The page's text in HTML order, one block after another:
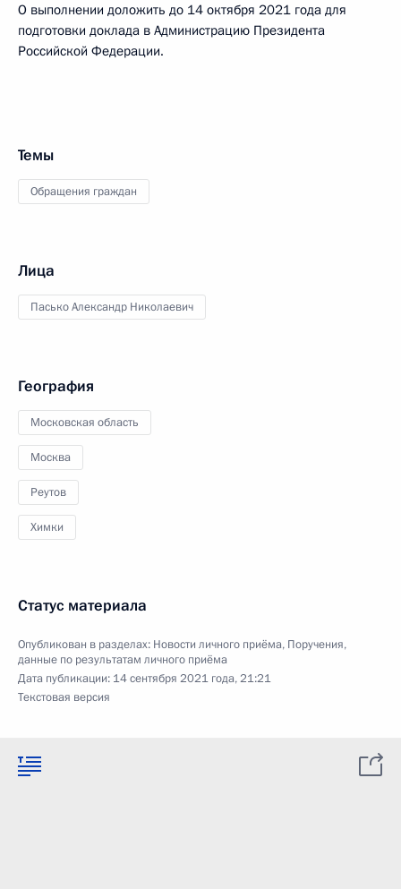
О выполнении доложить до 14 октября 2021 года для
подготовки доклада в Администрацию Президента
Российской Федерации.
Темы
Обращения граждан
Лица
Пасько Александр Николаевич
География
Московская область
Москва
Реутов
Химки
Статус материала
Опубликован в разделах: Новости личного приёма, Поручения,
данные по результатам личного приёма
Дата публикации: 14 сентября 2021 года, 21:21
Текстовая версия